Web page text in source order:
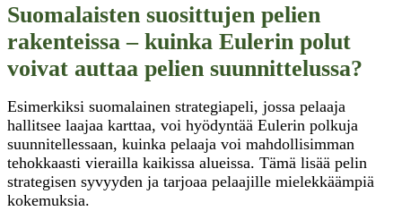
Suomalaisten suosittujen pelien
rakenteissa – kuinka Eulerin polut
voivat auttaa pelien suunnittelussa?
Esimerkiksi suomalainen strategiapeli, jossa pelaaja
hallitsee laajaa karttaa, voi hyödyntää Eulerin polkuja
suunnitellessaan, kuinka pelaaja voi mahdollisimman
tehokkaasti vierailla kaikissa alueissa. Tämä lisää pelin
strategisen syvyyden ja tarjoaa pelaajille mielekkäämpiä
kokemuksia.